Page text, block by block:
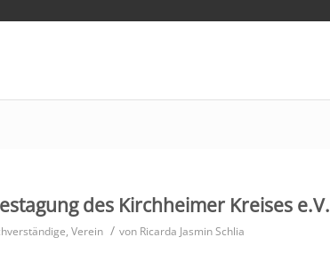
des Kirchheimer Kreises e.V.
, Verein / von Ricarda Jasmin Schlia